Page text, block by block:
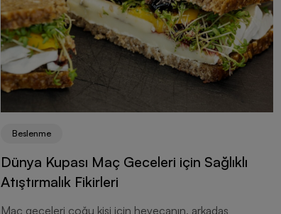
Beslenme
Dünya Kupası Maç Geceleri için Sağlıklı
Atıştırmalık Fikirleri
Maç geceleri çoğu kişi için heyecanın, arkadaş